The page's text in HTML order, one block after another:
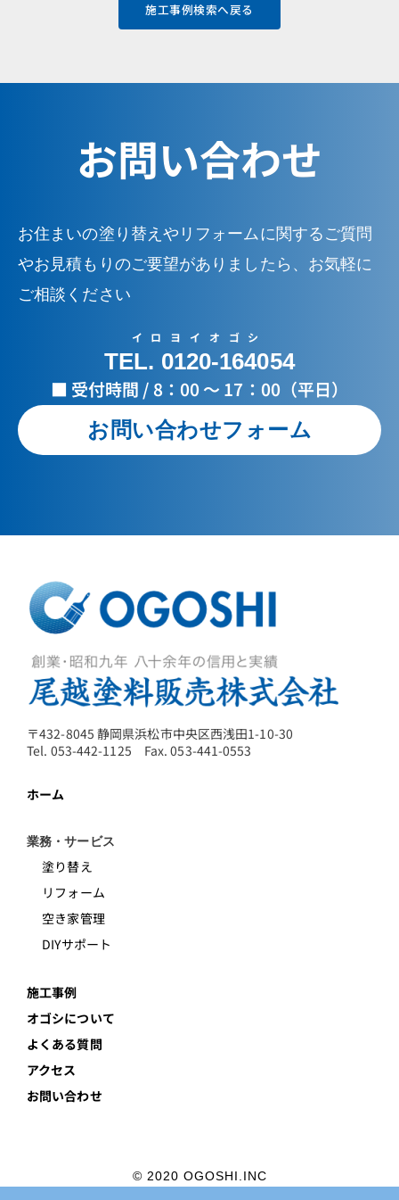
施工事例検索へ戻る
お問い合わせ
お住まいの塗り替えやリフォームに関するご質問
やお見積もりのご要望がありましたら、お気軽に
ご相談ください
イロヨイオゴシ
TEL. 0120-164054
■ 受付時間 / 8：00 ～ 17：00（平日）
お問い合わせフォーム
〒432-8045 静岡県浜松市中央区西浅田1-10-30
Tel. 053-442-1125 Fax. 053-441-0553
ホーム
業務・サービス
塗り替え
リフォーム
空き家管理
DIYサポート
施工事例
オゴシについて
よくある質問
アクセス
お問い合わせ
© 2020 OGOSHI.INC